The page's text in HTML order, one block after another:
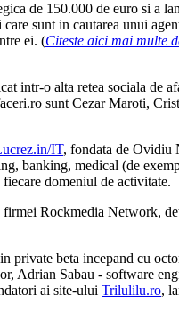
de 150.000 de euro si a
sunt in cautarea unui
ei. (Citeste aici mai multe
intr-o alta retea sociala de
sunt Cezar Maroti,
IT, fondata de Ovidiu
banking, medical (de
domeniul de activitate.
firmei Rockmedia Network,
private beta incepand cu
Adrian Sabau - software
ai site-ului Trilulilu.ro,